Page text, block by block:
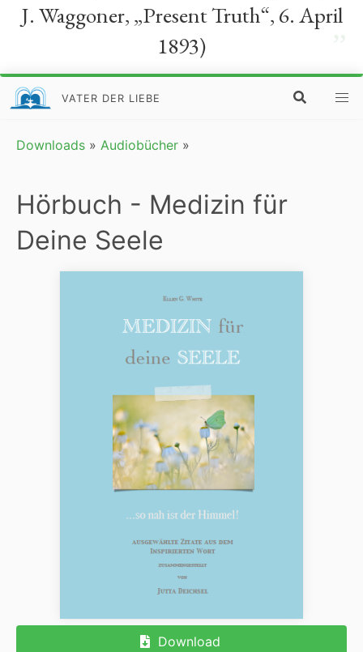
J. Waggoner, „Present Truth“, 6. April
1893)
VATER DER LIEBE
Downloads » Audiobücher »
Hörbuch - Medizin für
Deine Seele
Download